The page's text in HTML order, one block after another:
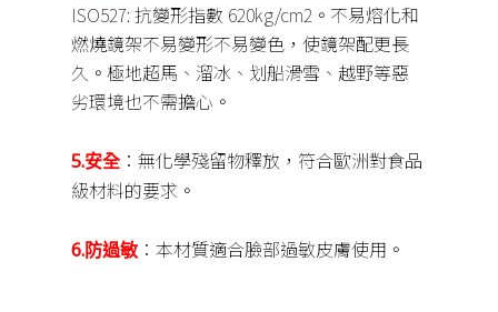
ISO527: 抗變形指數 620kg/cm2。不易熔化和
燃燒鏡架不易變形不易變色，使鏡架配更長
久。極地超馬、溜冰、划船滑雪、越野等惡
劣環境也不需擔心。
5.安全：無化學殘留物釋放，符合歐洲對食品
級材料的要求。
6.防過敏 ：本材質適合臉部過敏皮膚使用。